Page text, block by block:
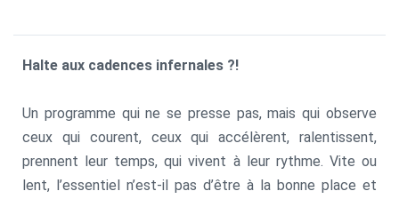
Halte aux cadences infernales ?!
Un programme qui ne se presse pas, mais qui observe
ceux qui courent, ceux qui accélèrent, ralentissent,
prennent leur temps, qui vivent à leur rythme. Vite ou
lent, l’essentiel n’est-il pas d’être à la bonne place et